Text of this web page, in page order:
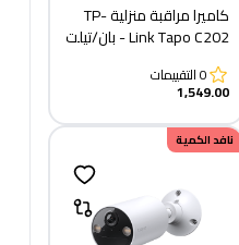
كاميرا مراقبة منزلية TP-
Link Tapo C202 - بان/تيلت
0التقييمات
1,549.00
نافد الكمية